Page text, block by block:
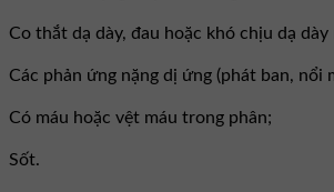
Co thắt dạ dày, đau hoặc khó chịu dạ dày
Các phản ứng nặng dị ứng (phát ban,
Có máu hoặc vệt máu trong phân;
Sốt.